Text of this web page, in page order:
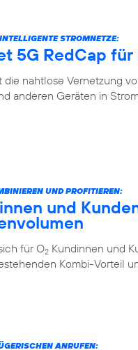
STROMNETZE:
5G RedCap
nahtlose Vernetzung
anderen Geräten in
UND PROFITIEREN:
und
für O2 Kundinnen und
Kombi-Vorteil
ANRUFEN: